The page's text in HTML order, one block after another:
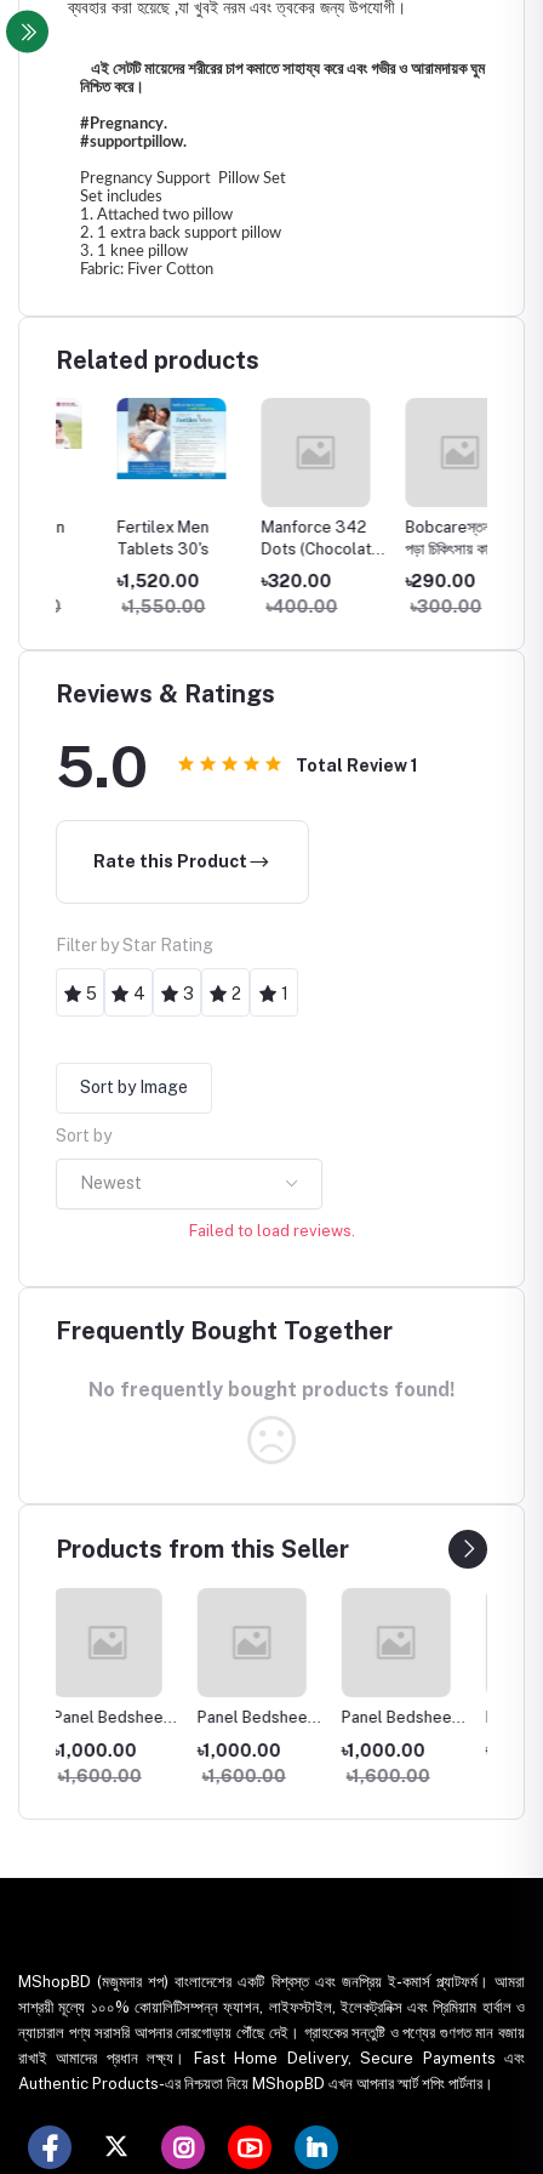
ব্যবহার করা হয়েছে ,যা খুবই নরম এবং ত্বকের জন্য উপযোগী।
এই সেটটি মায়েদের শরীরের চাপ কমাতে সাহায্য করে এবং গভীর ও আরামদায়ক ঘুম
নিশ্চিত করে।
#Pregnancy.
#supportpillow.
Pregnancy Support Pillow Set
Set includes
1. Attached two pillow
2. 1 extra back support pillow
3. 1 knee pillow
Fabric: Fiver Cotton
Related products
Fertilex Men
Tablets 30's
৳1,520.00
৳1,550.00
Manforce 342
Dots (Chocolate)
৳320.00
৳400.00
Bobcareস্তন ঝুলে
পড়া চিকিৎসায় কার্যকর
৳290.00
৳300.00
Reviews & Ratings
5.0 Total Review1
Rate this Product
Filter by Star Rating
5 4 3 2 1
Sort by Image
Sort by
Newest
Failed to load reviews.
Frequently Bought Together
No frequently bought products found!
Products from this Seller
Panel Bedsheet
3pcs Set 3144
৳1,000.00
৳1,600.00
Panel Bedsheet
3pcs Set 3170
৳1,000.00
৳1,600.00
Panel Bedsheet
3pcs Set 3165
৳1,000.00
৳1,600.00
MShopBD (মজুমদার শপ) বাংলাদেশের একটি বিশ্বস্ত এবং জনপ্রিয় ই-কমার্স প্ল্যাটফর্ম। আমরা
সাশ্রয়ী মূল্যে ১০০% কোয়ালিটিসম্পন্ন ফ্যাশন, লাইফস্টাইল, ইলেকট্রনিক্স এবং প্রিমিয়াম হার্বাল ও
ন্যাচারাল পণ্য সরাসরি আপনার দোরগোড়ায় পৌঁছে দেই। গ্রাহকের সন্তুষ্টি ও পণ্যের গুণগত মান বজায়
রাখাই আমাদের প্রধান লক্ষ্য। Fast Home Delivery, Secure Payments এবং
Authentic Products-এর নিশ্চয়তা নিয়ে MShopBD এখন আপনার স্মার্ট শপিং পার্টনার।